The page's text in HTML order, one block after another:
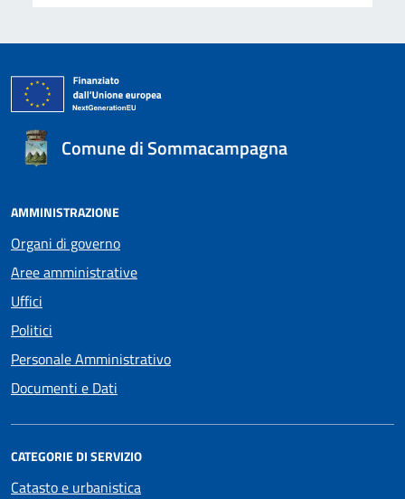
Comune di Sommacampagna
AMMINISTRAZIONE
Organi di governo
Aree amministrative
Uffici
Politici
Personale Amministrativo
Documenti e Dati
CATEGORIE DI SERVIZIO
Catasto e urbanistica